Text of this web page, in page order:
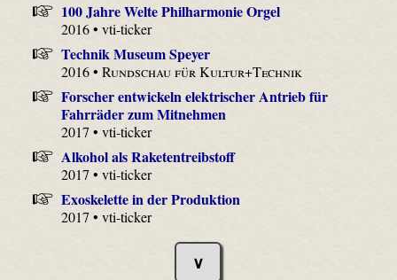
100 Jahre Welte Philharmonie Orgel
2016 • vti-ticker
Technik Museum Speyer
2016 •Rundschau für Kultur+Technik
Forscher entwickeln elektrischer Antrieb für
Fahrräder zum Mitnehmen
2017 • vti-ticker
Alkohol als Raketentreibstoff
2017 • vti-ticker
Exoskelette in der Produktion
2017 • vti-ticker
∨